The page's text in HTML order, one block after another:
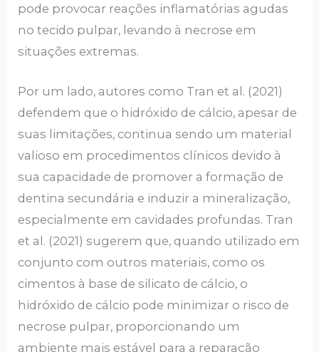
pode provocar reações inflamatórias agudas
no tecido pulpar, levando à necrose em
situações extremas.
Por um lado, autores como Tran et al. (2021)
defendem que o hidróxido de cálcio, apesar de
suas limitações, continua sendo um material
valioso em procedimentos clínicos devido à
sua capacidade de promover a formação de
dentina secundária e induzir a mineralização,
especialmente em cavidades profundas. Tran
et al. (2021) sugerem que, quando utilizado em
conjunto com outros materiais, como os
cimentos à base de silicato de cálcio, o
hidróxido de cálcio pode minimizar o risco de
necrose pulpar, proporcionando um
ambiente mais estável para a reparação